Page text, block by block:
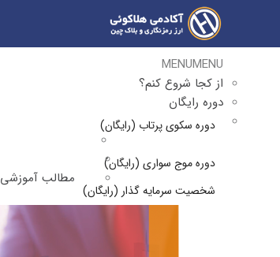
MENUMENU
از کجا شروع کنم؟
دوره رایگان
دوره سکوی پرتاب (رایگان)
دوره موج سواری (رایگان)
شخصیت سرمایه گذار (رایگان)
مطالب آموزشی